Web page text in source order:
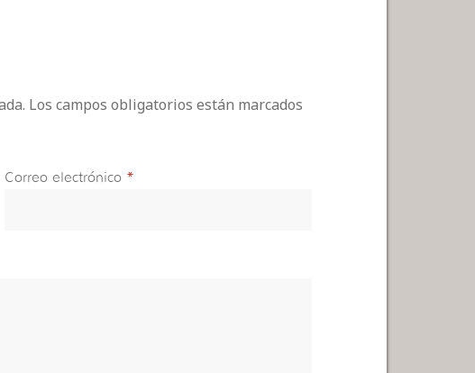
Los campos obligatorios están marcados
Correo electrónico *